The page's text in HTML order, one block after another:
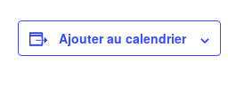
Ajouter au calendrier